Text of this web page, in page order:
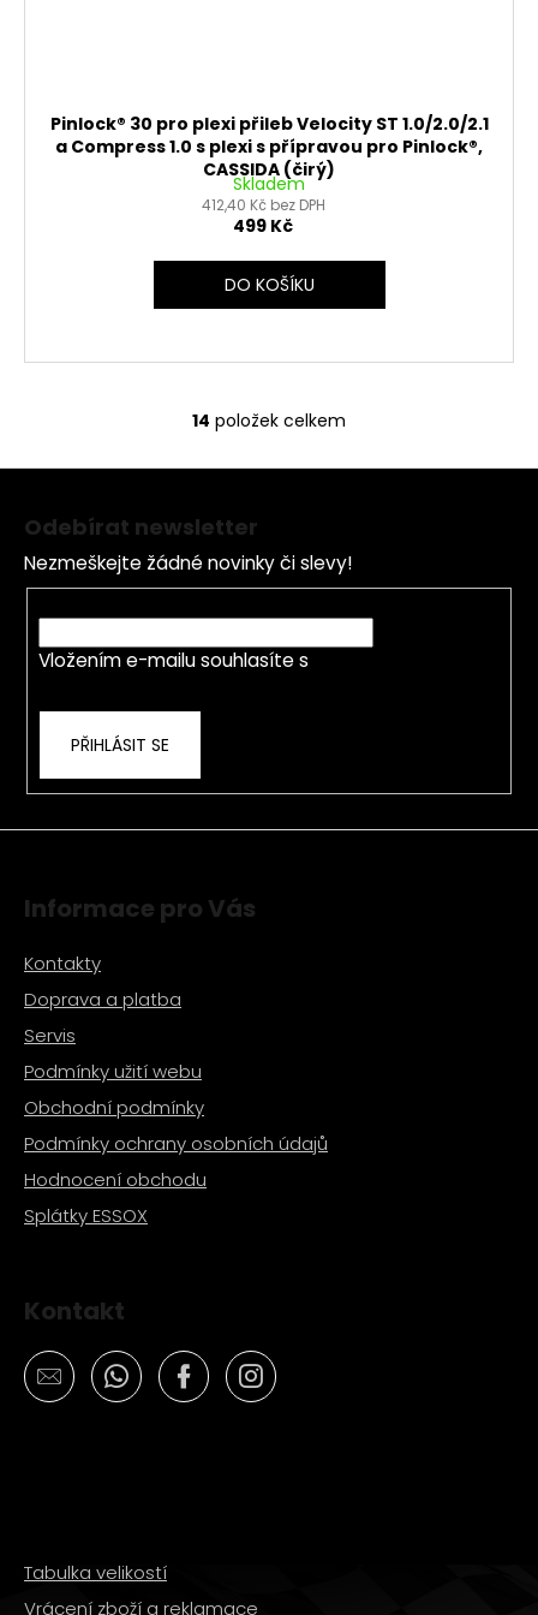
Pinlock® 30 pro plexi přileb Velocity ST 1.0/2.0/2.1
a Compress 1.0 s plexi s přípravou pro Pinlock®,
CASSIDA (čirý)
Skladem
412,40 Kč bez DPH
499 Kč
DO KOŠÍKU
O
v
a
c
í
p
r
ý
p
14 položek celkem
Odebírat newsletter
Nezmeškejte žádné novinky či slevy!
Vložením e-mailu souhlasíte s
PŘIHLÁSIT SE
Informace pro Vás
Kontakty
Doprava a platba
Servis
Podmínky užití webu
Obchodní podmínky
Podmínky ochrany osobních údajů
Hodnocení obchodu
Splátky ESSOX
Kontakt
Tabulka velikostí
Vrácení zboží a reklamace